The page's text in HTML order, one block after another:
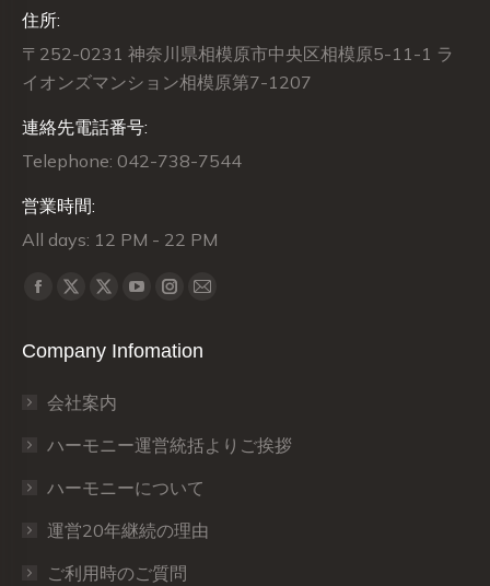
住所:
〒252-0231 神奈川県相模原市中央区相模原5-11-1 ラ
イオンズマンション相模原第7-1207
連絡先電話番号:
Telephone: 042-738-7544
営業時間:
All days: 12 PM - 22 PM
Find us on:
Facebook
opens
new
window
X
opens
new
window
X
opens
new
window
YouTube
opens
window
Instagram
opens
window
Mail
opens
window
Company Infomation
会社案内
ハーモニー運営統括よりご挨拶
ハーモニーについて
運営20年継続の理由
ご利用時のご質問